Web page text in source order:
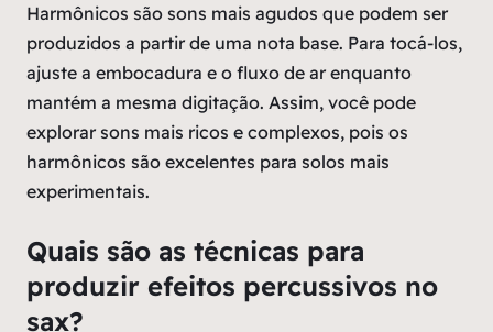
Harmônicos são sons mais agudos que podem ser
produzidos a partir de uma nota base. Para tocá-los,
ajuste a embocadura e o fluxo de ar enquanto
mantém a mesma digitação. Assim, você pode
explorar sons mais ricos e complexos, pois os
harmônicos são excelentes para solos mais
experimentais.
Quais são as técnicas para
produzir efeitos percussivos no
sax?